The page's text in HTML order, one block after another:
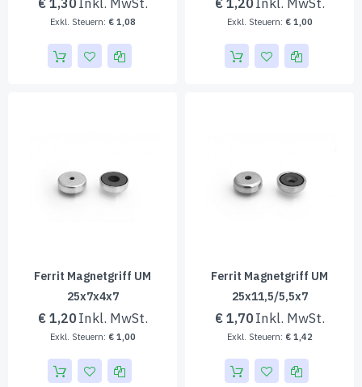
€ 1,30
€ 1,08
€ 1,20
€ 1,00
Ferrit Magnetgriff UM
25x7x4x7
€ 1,20
€ 1,00
Ferrit Magnetgriff UM
25x11,5/5,5x7
€ 1,70
€ 1,42